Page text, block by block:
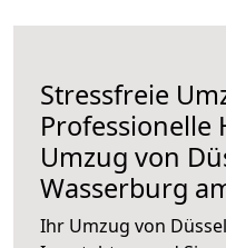
Stressfreie
Umzug von
Wasserburg
Ihr Umzug von